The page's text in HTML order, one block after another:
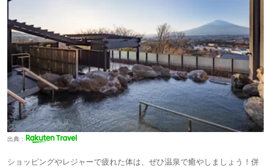
出典：
ショッピングやレジャーで疲れた体は、ぜひ温泉で癒やしましょう！併